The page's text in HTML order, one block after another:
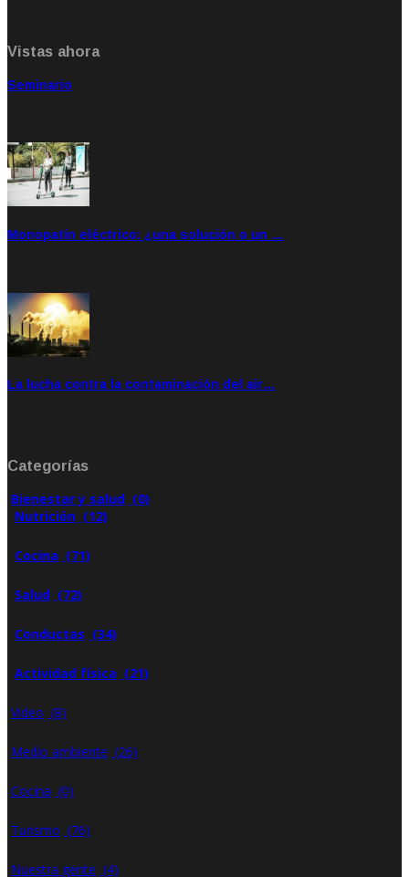
Vistas ahora
Seminario
Monopatín eléctrico: ¿una solución o un …
La lucha contra la contaminación del air…
Categorías
Bienestar y salud (0)
Nutrición (12)
Cocina (71)
Salud (72)
Conductas (34)
Actividad física (21)
Video (8)
Medio ambiente (26)
Cocina (0)
Turismo (76)
Nuestra gente (4)